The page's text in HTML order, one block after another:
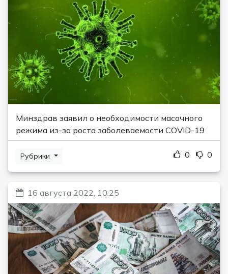
Минздрав заявил о необходимости масочного
режима из-за роста заболеваемости COVID-19
Рубрики 0 0
16 августа 2022, 10:25